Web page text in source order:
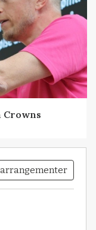
Crowns